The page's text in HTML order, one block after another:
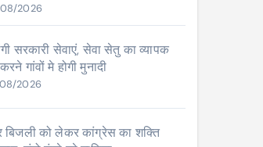
2026
सरकारी सेवाएं, सेवा सेतु का व्यापक
गांवों मे होगी मुनादी
2026
को लेकर कांग्रेस का शक्ति